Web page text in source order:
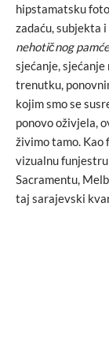
hipstamatsku
zadaću, subjekta
nehotičnog
sjećanje, sjećanje
trenutku,
kojim smo se
ponovo oživjela,
živimo tamo.
vizualnu
Sacramentu,
taj sarajevski